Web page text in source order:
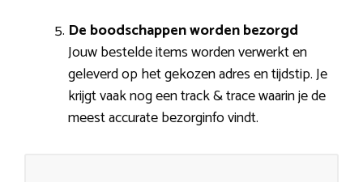
De boodschappen worden bezorgd
Jouw bestelde items worden verwerkt en
geleverd op het gekozen adres en tijdstip. Je
krijgt vaak nog een track & trace waarin je de
meest accurate bezorginfo vindt.